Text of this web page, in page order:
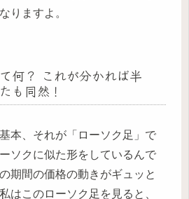
りますよ。
何？ これが分かれば半
も同然！
本、それが「ローソク足」で
ソクに似た形をしているんで
期間の価格の動きがギュッと
はこのローソク足を見ると、